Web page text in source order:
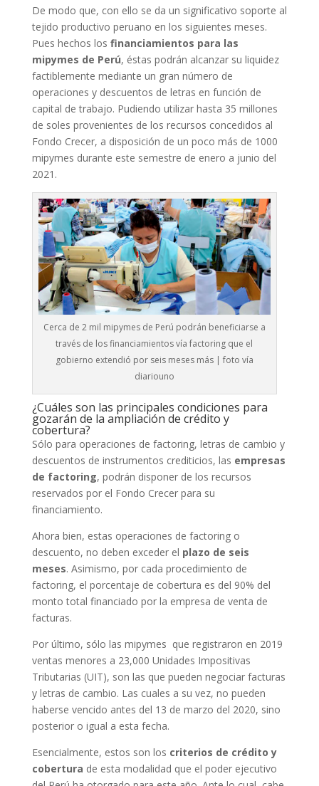
De modo que, con ello se da un significativo soporte al
tejido productivo peruano en los siguientes meses.
Pues hechos los financiamientos para las
mipymes de Perú, éstas podrán alcanzar su liquidez
factiblemente mediante un gran número de
operaciones y descuentos de letras en función de
capital de trabajo. Pudiendo utilizar hasta 35 millones
de soles provenientes de los recursos concedidos al
Fondo Crecer, a disposición de un poco más de 1000
mipymes durante este semestre de enero a junio del
2021.
Cerca de 2 mil mipymes de Perú podrán beneficiarse a
través de los financiamientos vía factoring que el
gobierno extendió por seis meses más | foto vía
diariouno
¿Cuáles son las principales condiciones para
gozarán de la ampliación de crédito y
cobertura?
Sólo para operaciones de factoring, letras de cambio y
descuentos de instrumentos crediticios, las empresas
de factoring, podrán disponer de los recursos
reservados por el Fondo Crecer para su
financiamiento.
Ahora bien, estas operaciones de factoring o
descuento, no deben exceder el plazo de seis
meses. Asimismo, por cada procedimiento de
factoring, el porcentaje de cobertura es del 90% del
monto total financiado por la empresa de venta de
facturas.
Por último, sólo las mipymes que registraron en 2019
ventas menores a 23,000 Unidades Impositivas
Tributarias (UIT), son las que pueden negociar facturas
y letras de cambio. Las cuales a su vez, no pueden
haberse vencido antes del 13 de marzo del 2020, sino
posterior o igual a esta fecha.
Esencialmente, estos son los criterios de crédito y
cobertura de esta modalidad que el poder ejecutivo